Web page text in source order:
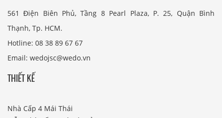
561 Điện Biên Phủ, Tầng 8 Pearl Plaza, P. 25, Quận Bình
Thạnh, Tp. HCM.
Hotline: 08 38 89 67 67
Email: wedojsc@wedo.vn
THIẾT KẾ
Nhà Cấp 4 Mái Thái